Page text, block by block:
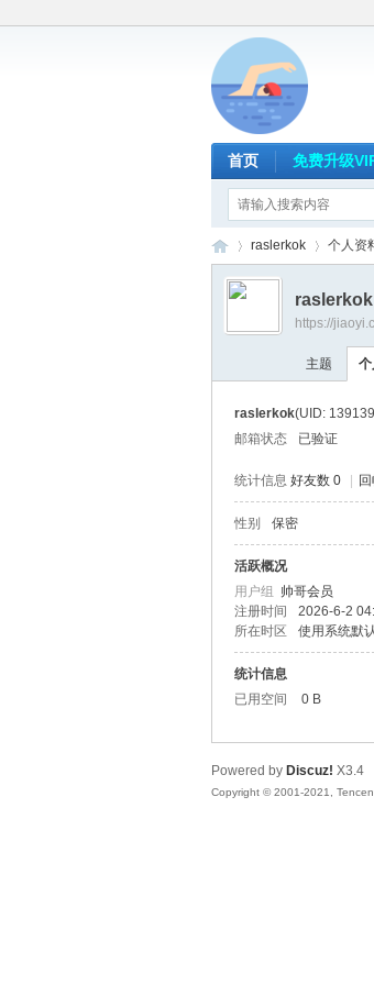
首页 免费升级
网
›
raslerkok 个人资
raslerkok
https://
主题
raslerkok(UID:
邮箱状态
已验证
统计信息 好友数 0
性别 保密
活跃概况
用户组 帅哥会员
注册时间
2026-6-2
所在时区
使用系统默
统计信息
已用空间
0 B
Powered by Discuz! X3.4
Copyright © 2001-2021,